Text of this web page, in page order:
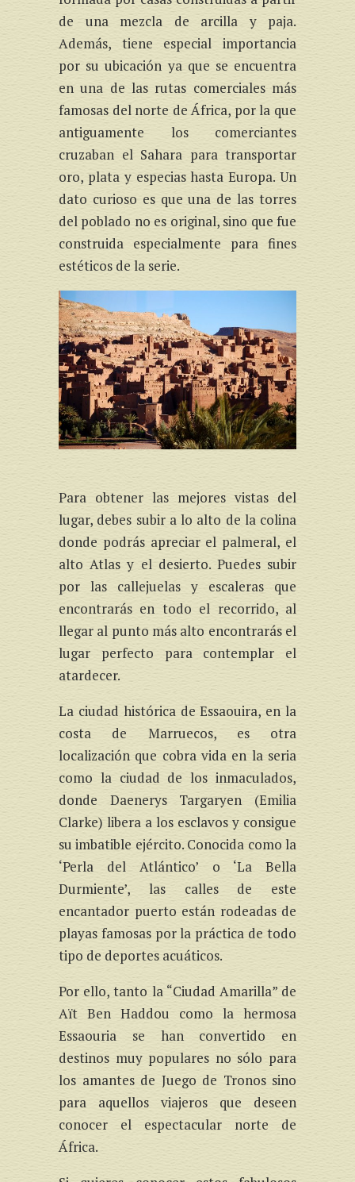
de una mezcla de arcilla y paja.
Además, tiene especial importancia
por su ubicación ya que se encuentra
en una de las rutas comerciales más
famosas del norte de África, por la que
antiguamente los comerciantes
cruzaban el Sahara para transportar
oro, plata y especias hasta Europa. Un
dato curioso es que una de las torres
del poblado no es original, sino que fue
construida especialmente para fines
estéticos de la serie.
Para obtener las mejores vistas del
lugar, debes subir a lo alto de la colina
donde podrás apreciar el palmeral, el
alto Atlas y el desierto. Puedes subir
por las callejuelas y escaleras que
encontrarás en todo el recorrido, al
llegar al punto más alto encontrarás el
lugar perfecto para contemplar el
atardecer.
La ciudad histórica de Essaouira, en la
costa de Marruecos, es otra
localización que cobra vida en la seria
como la ciudad de los inmaculados,
donde Daenerys Targaryen (Emilia
Clarke) libera a los esclavos y consigue
su imbatible ejército. Conocida como la
‘Perla del Atlántico’ o ‘La Bella
Durmiente’, las calles de este
encantador puerto están rodeadas de
playas famosas por la práctica de todo
tipo de deportes acuáticos.
Por ello, tanto la “Ciudad Amarilla” de
Aït Ben Haddou como la hermosa
Essaouria se han convertido en
destinos muy populares no sólo para
los amantes de Juego de Tronos sino
para aquellos viajeros que deseen
conocer el espectacular norte de
África.